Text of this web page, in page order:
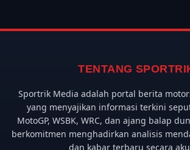
TENTANG
Sportrik Media adalah portal berita
yang menyajikan informasi terkini
MotoGP, WSBK, WRC, dan ajang balap
berkomitmen menghadirkan analisis
dan kabar terbaru secara